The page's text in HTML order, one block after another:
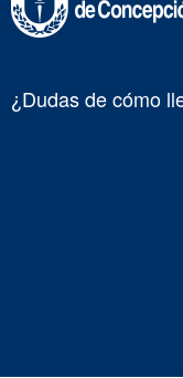
¿Dudas de cómo